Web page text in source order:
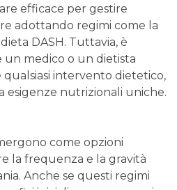
efficace per gestire
adottando regimi come la
DASH. Tuttavia, è
medico o un dietista
intervento dietetico,
esigenze nutrizionali uniche.
come opzioni
la frequenza e la gravità
Anche se questi regimi